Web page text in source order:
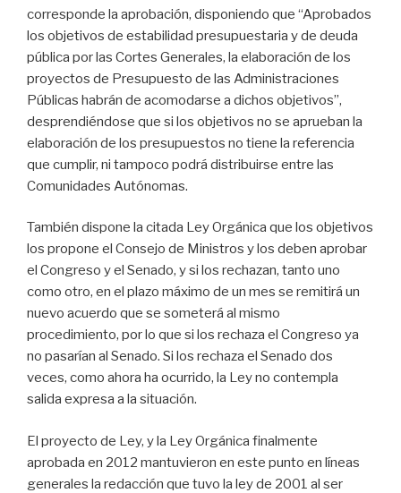
corresponde la aprobación, disponiendo que “Aprobados
los objetivos de estabilidad presupuestaria y de deuda
pública por las Cortes Generales, la elaboración de los
proyectos de Presupuesto de las Administraciones
Públicas habrán de acomodarse a dichos objetivos”,
desprendiéndose que si los objetivos no se aprueban la
elaboración de los presupuestos no tiene la referencia
que cumplir, ni tampoco podrá distribuirse entre las
Comunidades Autónomas.
También dispone la citada Ley Orgánica que los objetivos
los propone el Consejo de Ministros y los deben aprobar
el Congreso y el Senado, y si los rechazan, tanto uno
como otro, en el plazo máximo de un mes se remitirá un
nuevo acuerdo que se someterá al mismo
procedimiento, por lo que si los rechaza el Congreso ya
no pasarían al Senado. Si los rechaza el Senado dos
veces, como ahora ha ocurrido, la Ley no contempla
salida expresa a la situación.
El proyecto de Ley, y la Ley Orgánica finalmente
aprobada en 2012 mantuvieron en este punto en líneas
generales la redacción que tuvo la ley de 2001 al ser